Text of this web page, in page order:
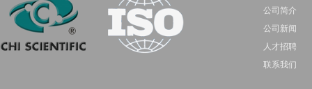
公司简介
公司新闻
人才招聘
联系我们